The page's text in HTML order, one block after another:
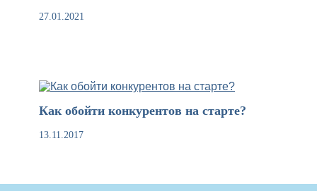
27.01.2021
Как обойти конкурентов на старте?
13.11.2017